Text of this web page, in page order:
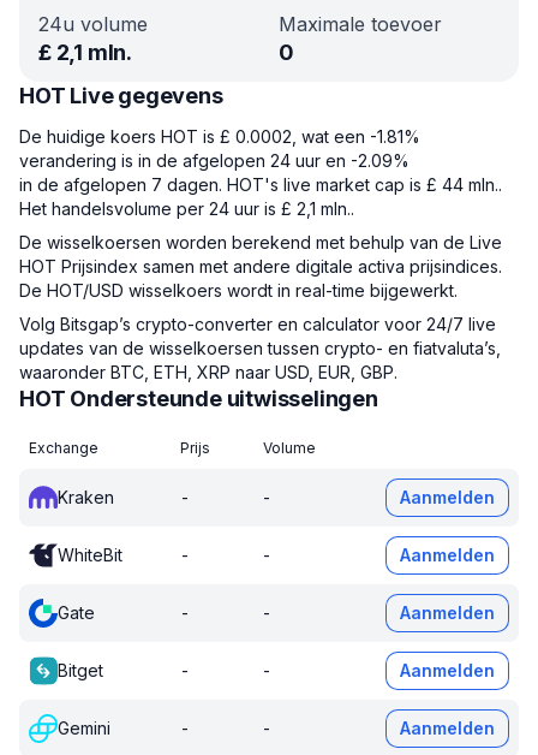
24u volume
£ 2,1 mln.
Maximale toevoer
0
HOT Live gegevens
De huidige koers HOT is £ 0.0002, wat een -1.81%
verandering is in de afgelopen 24 uur en -2.09%
in de afgelopen 7 dagen. HOT's live market cap is £ 44 mln..
Het handelsvolume per 24 uur is £ 2,1 mln..
De wisselkoersen worden berekend met behulp van de Live
HOT Prijsindex samen met andere digitale activa prijsindices.
De HOT/USD wisselkoers wordt in real-time bijgewerkt.
Volg Bitsgap’s crypto-converter en calculator voor 24/7 live
updates van de wisselkoersen tussen crypto- en fiatvaluta’s,
waaronder BTC, ETH, XRP naar USD, EUR, GBP.
HOT Ondersteunde uitwisselingen
Exchange Prijs Volume
Kraken - - Aanmelden
WhiteBit - - Aanmelden
Gate - - Aanmelden
Bitget - - Aanmelden
Gemini - - Aanmelden